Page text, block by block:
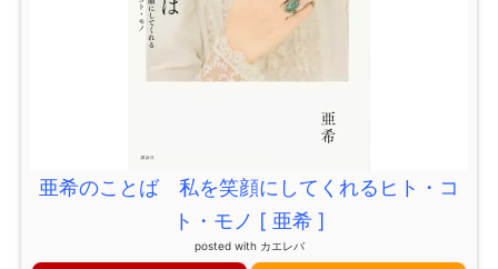
亜希のことば 私を笑顔にしてくれるヒト・コ
ト・モノ [ 亜希 ]
posted with カエレバ